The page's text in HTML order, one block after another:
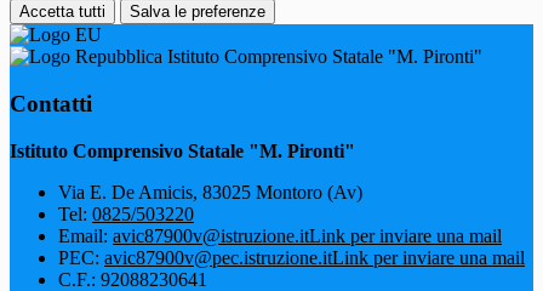
Accetta tutti Salva le preferenze
Istituto Comprensivo Statale "M. Pironti"
Contatti
Istituto Comprensivo Statale "M. Pironti"
Via E. De Amicis, 83025 Montoro (Av)
Tel: 0825/503220
Email: avic87900v@istruzione.itLink per inviare una mail
PEC: avic87900v@pec.istruzione.itLink per inviare una mail
C.F.: 92088230641